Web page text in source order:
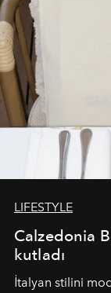
LIFESTYLE
Calzedonia
kutladı
İtalyan stilini